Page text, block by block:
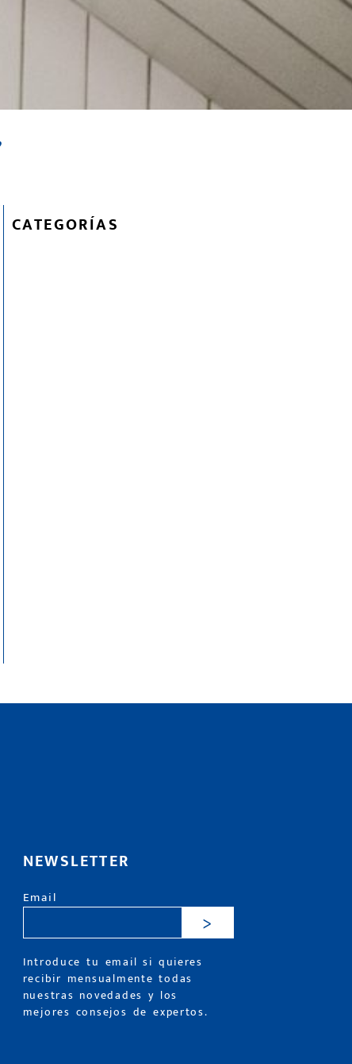
CATEGORÍAS
NEWSLETTER
Email
>
Introduce tu email si quieres
recibir mensualmente todas
nuestras novedades y los
mejores consejos de expertos.